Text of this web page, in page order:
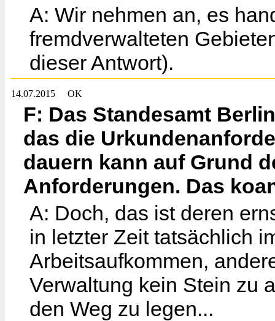
A: Wir nehmen an, es
fremdverwalteten
dieser Antwort).
14.07.2015 OK
F: Das Standesamt
das die
dauern kann auf Grund
Anforderungen. Das
A: Doch, das ist deren
in letzter Zeit tatsächlich
Arbeitsaufkommen,
Verwaltung kein Stein zu
den Weg zu legen...